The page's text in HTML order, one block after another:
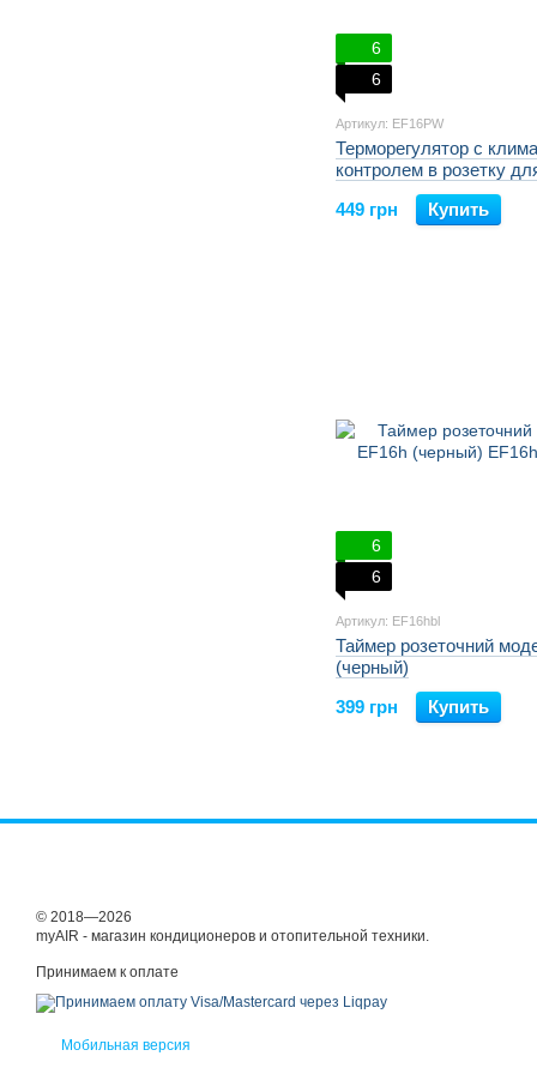
6
6
Артикул: EF16PW
Терморегулятор с
контролем в розетку
обогревателей белый
16PW
449 грн Купить
6
6
Артикул: EF16hbl
Таймер розеточний
(черный)
399 грн
Купить
© 2018—2026
myAIR - магазин кондиционеров и отопительной техники.
Принимаем к оплате
Мобильная версия